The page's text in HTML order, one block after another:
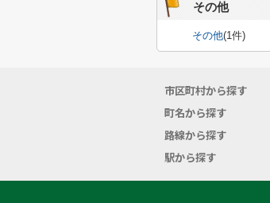
その他
その他(1件)
市区町村から探す
町名から探す
路線から探す
駅から探す